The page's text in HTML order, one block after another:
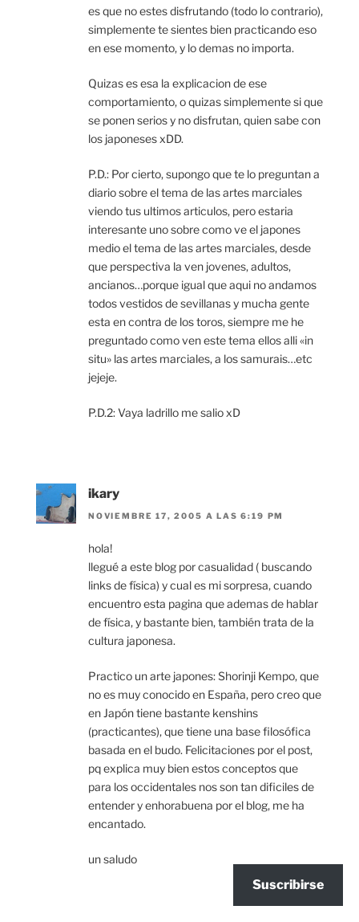
es que no estes disfrutando (todo lo contrario),
simplemente te sientes bien practicando eso
en ese momento, y lo demas no importa.
Quizas es esa la explicacion de ese
comportamiento, o quizas simplemente si que
se ponen serios y no disfrutan, quien sabe con
los japoneses xDD.
P.D.: Por cierto, supongo que te lo preguntan a
diario sobre el tema de las artes marciales
viendo tus ultimos articulos, pero estaria
interesante uno sobre como ve el japones
medio el tema de las artes marciales, desde
que perspectiva la ven jovenes, adultos,
ancianos…porque igual que aqui no andamos
todos vestidos de sevillanas y mucha gente
esta en contra de los toros, siempre me he
preguntado como ven este tema ellos alli «in
situ» las artes marciales, a los samurais…etc
jejeje.
P.D.2: Vaya ladrillo me salio xD
ikary
NOVIEMBRE 17, 2005 A LAS 6:19 PM
hola!
llegué a este blog por casualidad ( buscando
links de física) y cual es mi sorpresa, cuando
encuentro esta pagina que ademas de hablar
de física, y bastante bien, también trata de la
cultura japonesa.
Practico un arte japones: Shorinji Kempo, que
no es muy conocido en España, pero creo que
en Japón tiene bastante kenshins
(practicantes), que tiene una base filosófica
basada en el budo. Felicitaciones por el post,
pq explica muy bien estos conceptos que
para los occidentales nos son tan dificiles de
entender y enhorabuena por el blog, me ha
encantado.
un saludo
Suscribirse